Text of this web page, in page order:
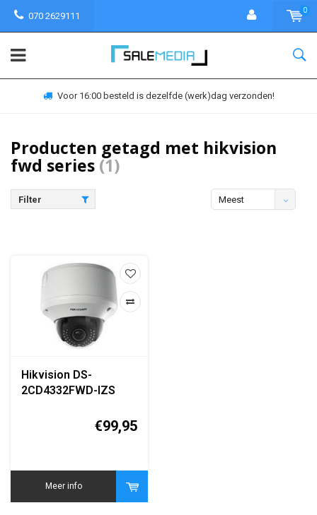
070 2629111
0
Voor 16:00 besteld is dezelfde (werk)dag verzonden!
Producten getagd met hikvision
fwd series (1)
Filter
Meest
Hikvision DS-
2CD4332FWD-IZS
Varifocal Dome IP€99,95
Meer info